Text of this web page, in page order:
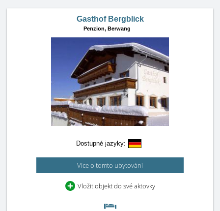
Gasthof Bergblick
Penzion, Berwang
Dostupné jazyky:
Více o tomto ubytování
Vložit objekt do své aktovky